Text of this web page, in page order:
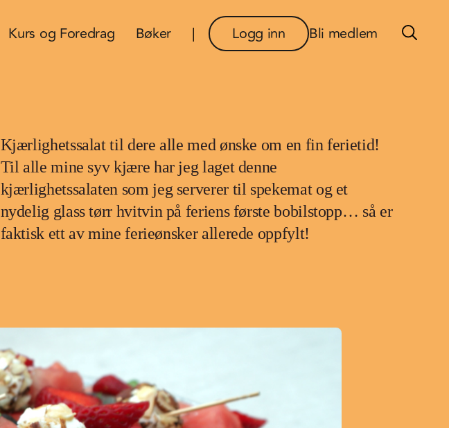
Kurs og Foredrag Bøker Logg inn Bli medlem ×
Kjærlighetssalat til dere alle med ønske om en fin ferietid!
Til alle mine syv kjære har jeg laget denne
kjærlighetssalaten som jeg serverer til spekemat og et
nydelig glass tørr hvitvin på feriens første bobilstopp… så er
faktisk ett av mine ferieønsker allerede oppfylt!